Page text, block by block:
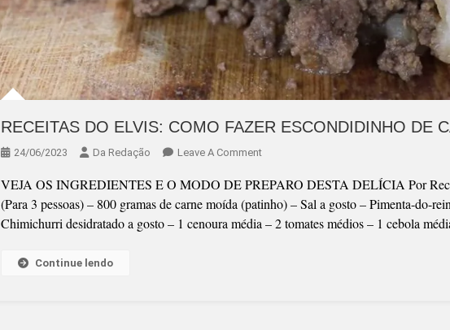
RECEITAS DO ELVIS: COMO FAZER ESCONDIDINHO DE
24/06/2023 Da Redação Leave A CommentOn
DO
ELVIS:
COMO
VEJA OS INGREDIENTES E O MODO DE PREPARO DESTA DELÍCIA Por
(Para 3 pessoas) – 800 gramas de carne moída (patinho) – Sal a gosto – Pimenta-do-
Chimichurri desidratado a gosto – 1 cenoura média – 2 tomates médios – 1 cebola
Continue lendo